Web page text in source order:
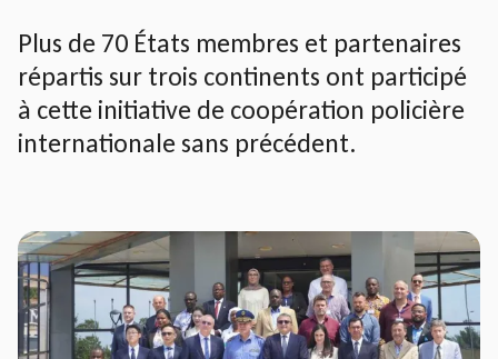
Plus de 70 États membres et partenaires
répartis sur trois continents ont participé
à cette initiative de coopération policière
internationale sans précédent.